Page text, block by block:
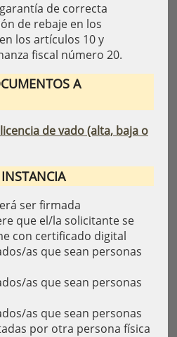
de correcta
de rebaje en los
los artículos 10 y
fiscal número 20.
A
de vado (alta, baja o
ser firmada
que el/la solicitante se
con certificado digital
as que sean personas
as que sean personas
as que sean personas
por otra persona física